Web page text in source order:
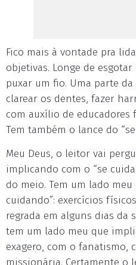
Fico mais à vontade pra
objetivas. Longe de
puxar um fio. Uma parte
clarear os dentes, fazer
com auxílio de
Tem também o lance do “se
Meu Deus, o leitor vai
implicando com o “se
do meio. Tem um lado
cuidando”: exercícios
regrada em alguns dias da
tem um lado meu que
exagero, com o fanatismo,
missionária. Certamente o